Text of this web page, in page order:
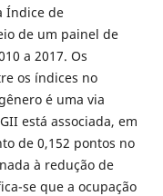
Índice de
de um painel de
a 2017. Os
os índices no
é uma via
está associada, em
de 0,152 pontos no
à redução de
se que a ocupação